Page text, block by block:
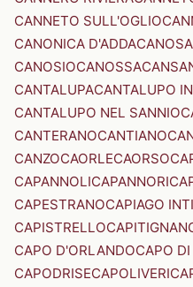
CANNETO SULL'OGLIO
CANONICA D'ADDA
CANOSIOCANOSSA
CANTALUPACANTALUPO
CANTALUPO NEL SANNIO
CANTERANOCANTIANO
CANZOCAORLECAORSO
CAPANNOLICAPANNORI
CAPESTRANOCAPIAGO
CAPISTRELLO
CAPO D'ORLANDOCAPO
CAPODRISECAPOLIVERI